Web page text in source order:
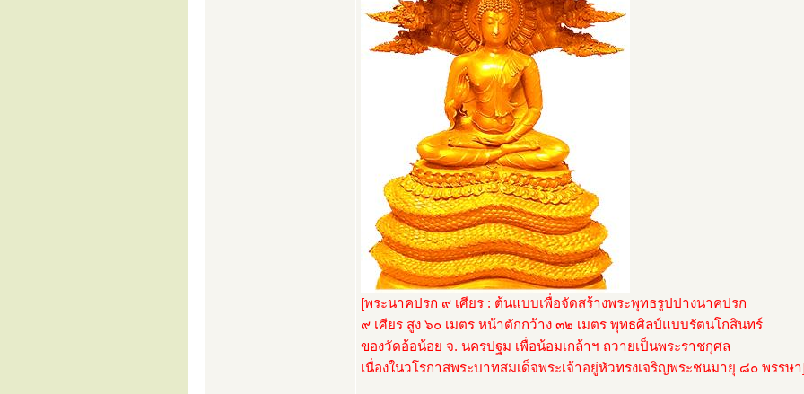
[พระนาคปรก ๙ เศียร : ต้นแบบเพื่อจัดสร้างพระพุทธรูปปางนาคปรก
๙ เศียร สูง ๖๐ เมตร หน้าตักกว้าง ๓๒ เมตร พุทธศิลป์แบบรัตนโกสินทร์
ของวัดอ้อน้อย จ. นครปฐม เพื่อน้อมเกล้าฯ ถวายเป็นพระราชกุศล
เนื่องในวโรกาสพระบาทสมเด็จพระเจ้าอยู่หัวทรงเจริญพระชนมายุ ๘๐ พรรษ